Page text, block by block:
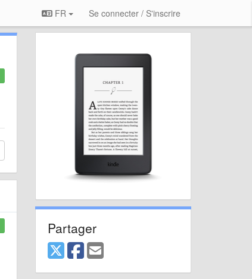
FR Se connecter / S'inscrire
Partager